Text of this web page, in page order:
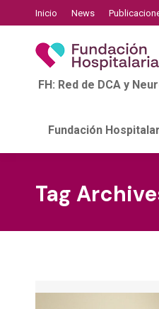
Inicio News
FH: Red de DCA y
Fundación
Tag